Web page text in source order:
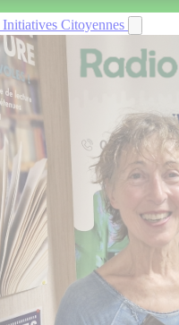
Initiatives Citoyennes